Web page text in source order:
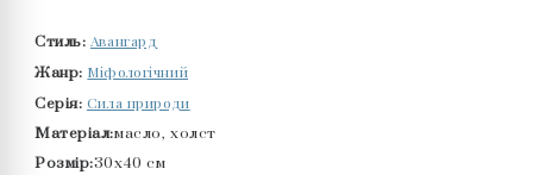
Стиль: Авангард
Жанр: Міфологічний
Серія: Сила природи
Матеріал:масло, холст
Розмір:30x40 см